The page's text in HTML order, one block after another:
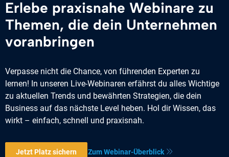
Erlebe praxisnahe Webinare zu
Themen, die dein Unternehmen
voranbringen
Verpasse nicht die Chance, von führenden Experten zu
lernen! In unseren Live-Webinaren erfährst du alles Wichtige
zu aktuellen Trends und bewährten Strategien, die dein
Business auf das nächste Level heben. Hol dir Wissen, das
wirkt – einfach, schnell und praxisnah.
Jetzt Platz sichern Zum Webinar-Überblick